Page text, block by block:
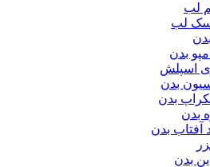
لب
لب
بدن
اسپلش
بدن
بدن
بدن
آفتاب بدن
بدن